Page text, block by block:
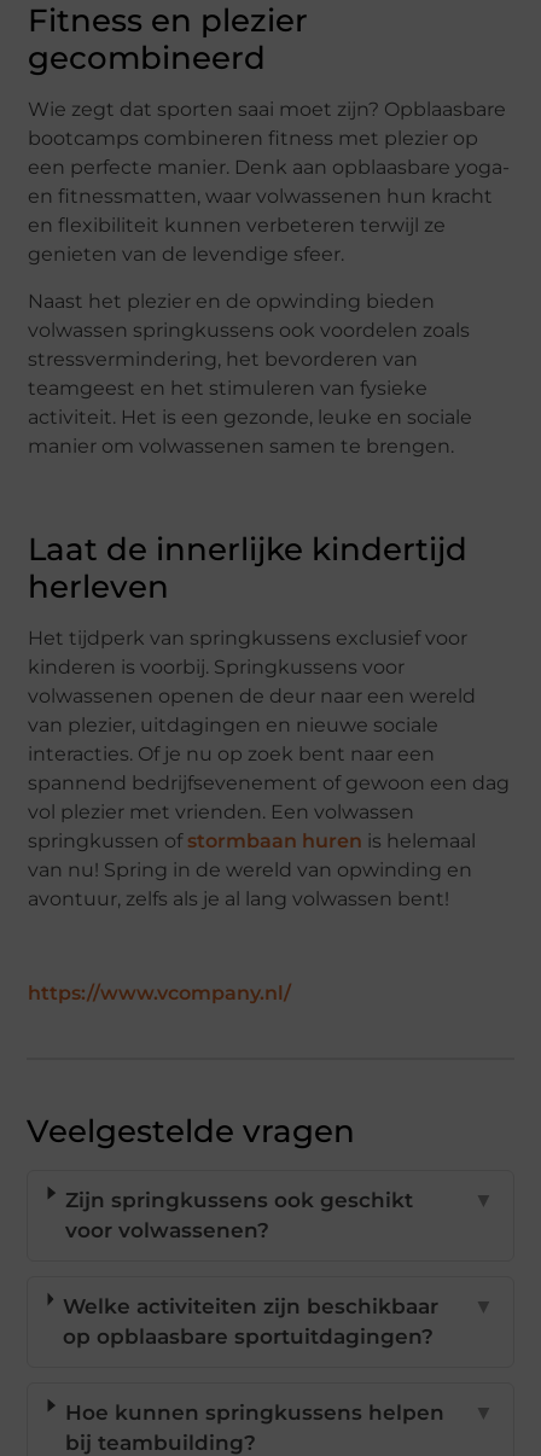
Fitness en plezier
gecombineerd
Wie zegt dat sporten saai moet zijn? Opblaasbare
bootcamps combineren fitness met plezier op
een perfecte manier. Denk aan opblaasbare yoga-
en fitnessmatten, waar volwassenen hun kracht
en flexibiliteit kunnen verbeteren terwijl ze
genieten van de levendige sfeer.
Naast het plezier en de opwinding bieden
volwassen springkussens ook voordelen zoals
stressvermindering, het bevorderen van
teamgeest en het stimuleren van fysieke
activiteit. Het is een gezonde, leuke en sociale
manier om volwassenen samen te brengen.
Laat de innerlijke kindertijd
herleven
Het tijdperk van springkussens exclusief voor
kinderen is voorbij. Springkussens voor
volwassenen openen de deur naar een wereld
van plezier, uitdagingen en nieuwe sociale
interacties. Of je nu op zoek bent naar een
spannend bedrijfsevenement of gewoon een dag
vol plezier met vrienden. Een volwassen
springkussen ofstormbaan huren is helemaal
van nu! Spring in de wereld van opwinding en
avontuur, zelfs als je al lang volwassen bent!
https://www.vcompany.nl/
Veelgestelde vragen
Zijn springkussens ook geschikt
voor volwassenen?
▼
Welke activiteiten zijn beschikbaar
op opblaasbare sportuitdagingen?
▼
Hoe kunnen springkussens helpen
bij teambuilding?
▼